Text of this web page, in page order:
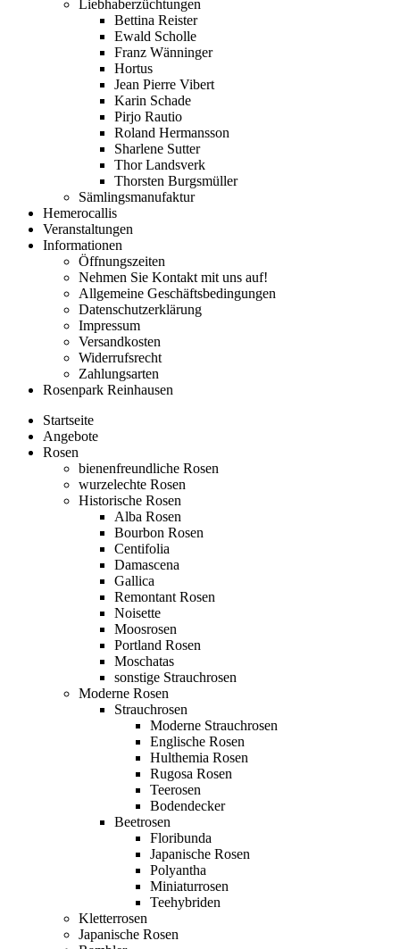
Liebhaberzüchtungen
Bettina Reister
Ewald Scholle
Franz Wänninger
Hortus
Jean Pierre Vibert
Karin Schade
Pirjo Rautio
Roland Hermansson
Sharlene Sutter
Thor Landsverk
Thorsten Burgsmüller
Sämlingsmanufaktur
Hemerocallis
Veranstaltungen
Informationen
Öffnungszeiten
Nehmen Sie Kontakt mit uns auf!
Allgemeine Geschäftsbedingungen
Datenschutzerklärung
Impressum
Versandkosten
Widerrufsrecht
Zahlungsarten
Rosenpark Reinhausen
Startseite
Angebote
Rosen
bienenfreundliche Rosen
wurzelechte Rosen
Historische Rosen
Alba Rosen
Bourbon Rosen
Centifolia
Damascena
Gallica
Remontant Rosen
Noisette
Moosrosen
Portland Rosen
Moschatas
sonstige Strauchrosen
Moderne Rosen
Strauchrosen
Moderne Strauchrosen
Englische Rosen
Hulthemia Rosen
Rugosa Rosen
Teerosen
Bodendecker
Beetrosen
Floribunda
Japanische Rosen
Polyantha
Miniaturrosen
Teehybriden
Kletterrosen
Japanische Rosen